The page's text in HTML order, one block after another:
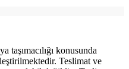
konusunda
Teslimat ve